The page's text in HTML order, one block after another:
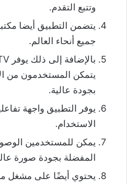
وتتبع التقدم.
يتضمن التطبيق أيضا
جميع أنحاء العالم.
يتمكن المستخدمون من
بجودة عالية.
يوفر التطبيق واجهة
الاستخدام.
يمكن للمستخدمين
المفضلة بجودة صورة
يحتوي أيضًا على مشغل